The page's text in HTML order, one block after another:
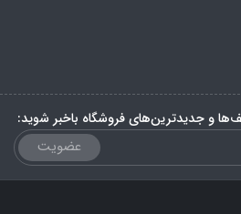
و جدیدترین‌های فروشگاه باخبر شوید:
عضویت